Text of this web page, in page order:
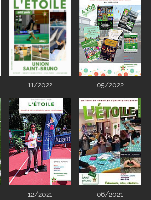
11/2022 05/2022
12/2021 06/2021